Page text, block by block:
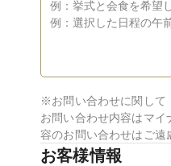
※お問い合わせに関して
お問い合わせ内容はマ
容のお問い合わせはご遠
お客様情報